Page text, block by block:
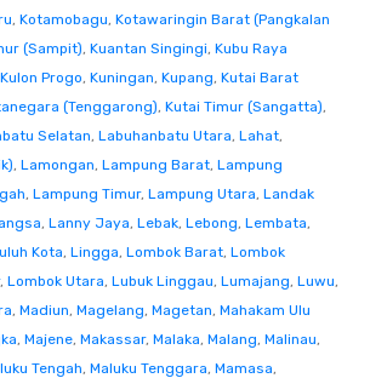
, Kotamobagu, Kotawaringin Barat (Pangkalan
(Sampit), Kuantan Singingi, Kubu Raya
Kulon Progo, Kuningan, Kupang, Kutai Barat
(Tenggarong), Kutai Timur (Sangatta),
Selatan, Labuhanbatu Utara, Lahat,
, Lamongan, Lampung Barat, Lampung
, Lampung Timur, Lampung Utara, Landak
, Lanny Jaya, Lebak, Lebong, Lembata,
Kota, Lingga, Lombok Barat, Lombok
, Lombok Utara, Lubuk Linggau, Lumajang, Luwu,
, Madiun, Magelang, Magetan, Mahakam Ulu
, Majene, Makassar, Malaka, Malang, Malinau,
Tengah, Maluku Tenggara, Mamasa,